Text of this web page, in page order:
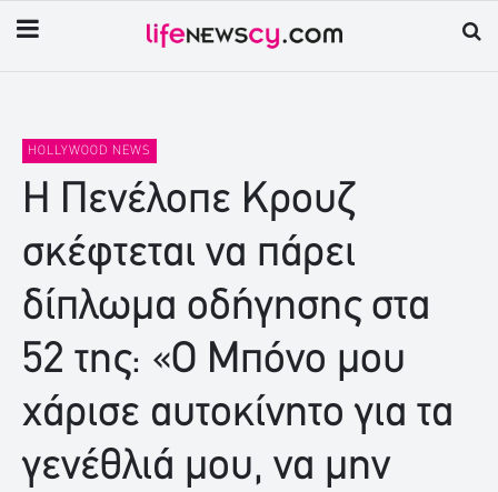
HOLLYWOOD NEWS
Η Πενέλοπε Κρουζ
σκέφτεται να πάρει
δίπλωμα οδήγησης στα
52 της: «Ο Μπόνο μου
χάρισε αυτοκίνητο για τα
γενέθλιά μου, να μην